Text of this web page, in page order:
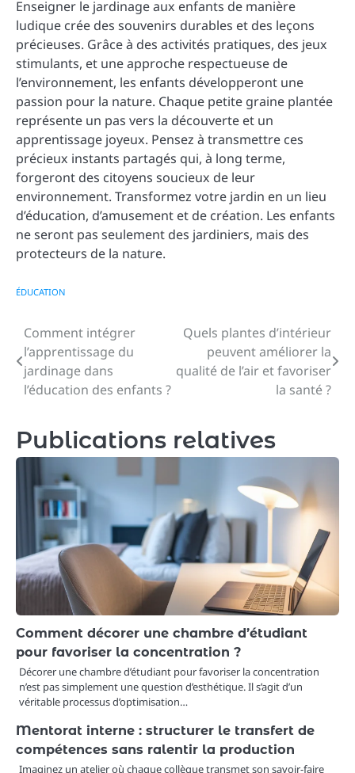
Enseigner le jardinage aux enfants de manière
ludique crée des souvenirs durables et des leçons
précieuses. Grâce à des activités pratiques, des jeux
stimulants, et une approche respectueuse de
l’environnement, les enfants développeront une
passion pour la nature. Chaque petite graine plantée
représente un pas vers la découverte et un
apprentissage joyeux. Pensez à transmettre ces
précieux instants partagés qui, à long terme,
forgeront des citoyens soucieux de leur
environnement. Transformez votre jardin en un lieu
d’éducation, d’amusement et de création. Les enfants
ne seront pas seulement des jardiniers, mais des
protecteurs de la nature.
ÉDUCATION
Navigation
de
l’article
Comment intégrer
l’apprentissage du
jardinage dans
l’éducation des enfants ?
Quels plantes d’intérieur
peuvent améliorer la
qualité de l’air et favoriser
la santé ?
Publications relatives
Comment décorer une chambre d’étudiant
pour favoriser la concentration ?
Décorer une chambre d’étudiant pour favoriser la concentration
n’est pas simplement une question d’esthétique. Il s’agit d’un
véritable processus d’optimisation…
Mentorat interne : structurer le transfert de
compétences sans ralentir la production
Imaginez un atelier où chaque collègue transmet son savoir-faire